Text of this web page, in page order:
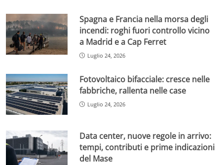
Spagna e Francia nella morsa degli
incendi: roghi fuori controllo vicino
a Madrid e a Cap Ferret
Luglio 24, 2026
Fotovoltaico bifacciale: cresce nelle
fabbriche, rallenta nelle case
Luglio 24, 2026
Data center, nuove regole in arrivo:
tempi, contributi e prime indicazioni
del Mase